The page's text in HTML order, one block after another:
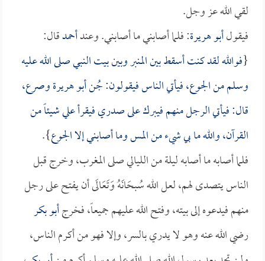
لقي الله عز وجل.
فيقولأبو هريرة: فلما أصابني ما أصابني. وعندأحمدقال:
{فوالله لقد كنت أسقط بين المنبر وبين بيت النبي صلى الله عليه
وسلم من الجوع، فيأتي الناس فيقولون: جُنأبو هريرةوصرع،
قال: فيأتي الرجل منهم فيبرك على صدري فيقرأ علي شيئاً من
القرآن، والله ما بي شيء من المس وما أصابني إلا الجوع}.
فلما أصابه ما أصابه ليلة من الليالي صلى المغرب، وخرج قبل
الناس يتصدى لهم، لعل الله سُبحَانَهُ وَتَعَالَى أن يفتح على رجل
منهم فيدعوه إلى بيته، وفتح الله عليهم جميعاً، فخرجأبو بكر
رضي الله عنه وهو لا يدري بالسر، وإلا فهو من أكرم الناس،